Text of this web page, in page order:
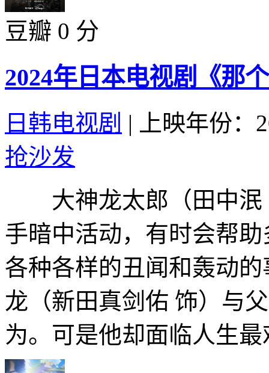
豆瓣 0 分
2024年日本电视剧《那
日韩电视剧 |
上映年份：
抢沙发
大神龙太郎（田中泯
手暗中活动，有时会帮
各种各样的丑闻和轰动
龙（新田真剑佑 饰）与
为。可是他却面临人生